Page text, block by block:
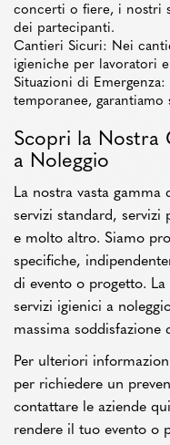
concerti o fiere, i nostri
dei partecipanti.
Cantieri Sicuri: Nei
igieniche per lavoratori
Situazioni di
temporanee,
Scopri la Nostra
a Noleggio
La nostra vasta
servizi standard,
e molto altro. Siamo
specifiche,
di evento o progetto.
servizi igienici a
massima soddisfazione
Per ulteriori
per richiedere un
contattare le aziende
rendere il tuo evento o